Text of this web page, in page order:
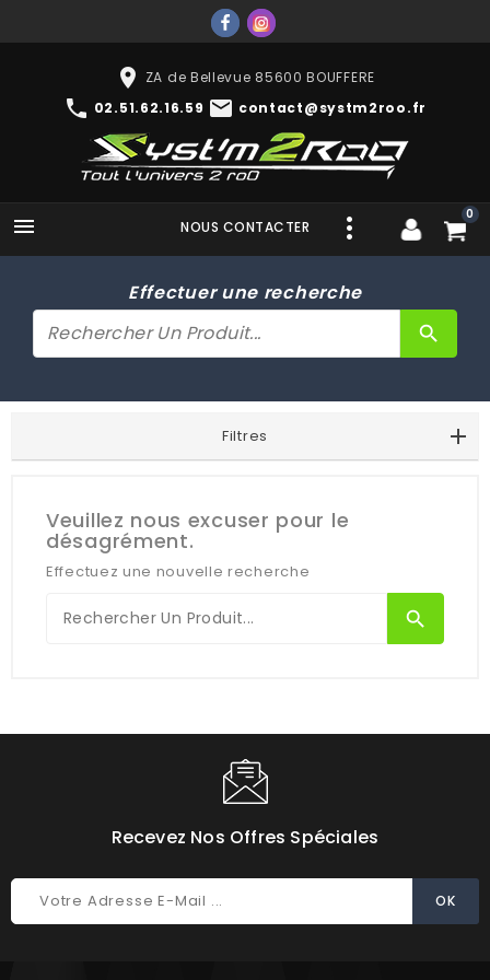
place ZA de Bellevue 85600 BOUFFERE
phone 02.51.62.16.59 mail contact@systm2roo.fr
 0
NOUS CONTACTER
Effectuer une recherche
search
Filtres
Veuillez nous excuser pour le
désagrément.
Effectuez une nouvelle recherche
search
Recevez Nos Offres Spéciales